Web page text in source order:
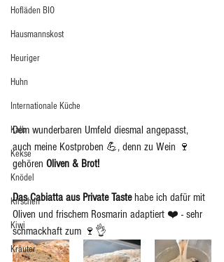
Hofläden BIO
Hausmannskost
Heuriger
Huhn
Internationale Küche
Kalb
Kekse
Knödel
Kirschen
Kiwi
Kräuter
Dem wunderbaren Umfeld diesmal angepasst,
auch meine Kostproben 💪, denn zu Wein 🍷
gehören Oliven & Brot!
Das Cabiatta aus Private Taste habe ich dafür mit
Oliven und frischem Rosmarin adaptiert ❤️ - sehr
schmackhaft zum 🍷👌